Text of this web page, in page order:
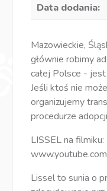
Data dodania:
Mazowieckie,
głównie robimy
całej Polsce -
Jeśli ktoś nie
organizujemy
procedurze
LISSEL na filmiku:
Lissel to sunia o